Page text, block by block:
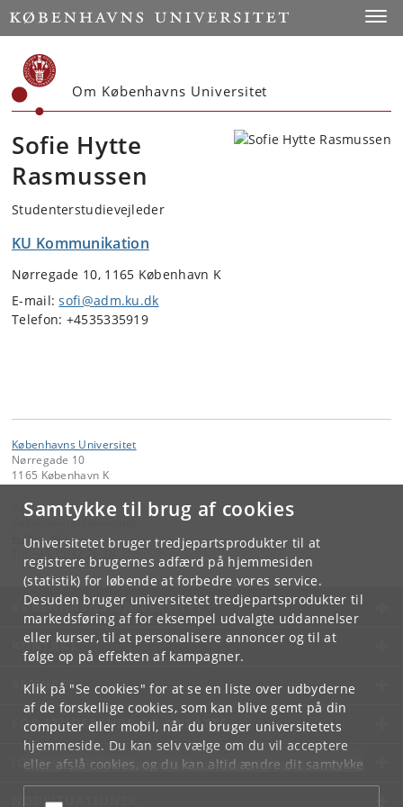
Samtykke til brug af cookies
Universitetet bruger tredjepartsprodukter til at
registrere brugernes adfærd på hjemmesiden
(statistik) for løbende at forbedre vores service.
Desuden bruger universitetet tredjepartsprodukter til
markedsføring af for eksempel udvalgte uddannelser
eller kurser, til at personalisere annoncer og til at
følge op på effekten af kampagner.
Klik på "Se cookies" for at se en liste over udbyderne
af de forskellige cookies, som kan blive gemt på din
computer eller mobil, når du bruger universitetets
hjemmeside. Du kan selv vælge om du vil acceptere
eller afslå cookies, og du kan altid ændre dit samtykke
underCookie- og privatlivspolitiksom du finder i
bunden af hver side.
Start
Om Københavns Universitet
Sofie Hytte
Rasmussen
Studenterstudievejleder
KU Kommunikation
Nørregade 10, 1165 København K
E-mail:sofi@adm.ku.dk
Telefon: +4535335919
Københavns Universitet
Nørregade 10
1165 København K
Kontakt:
Københavns Universitet
@ku.dk
KØBENHAVNS UNIVERSITET
KONTAKT
SERVICES
FOR STUDERENDE OG ANSATTE
JOB OG KARRIERE
NØDSITUATIONER